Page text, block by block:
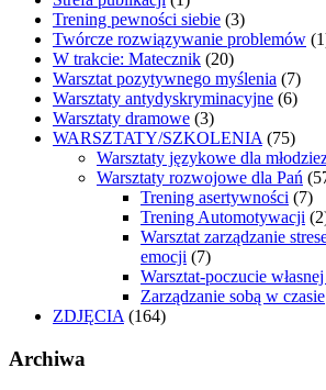
Trening pewności siebie (3)
Twórcze rozwiązywanie problemów
W trakcie: Matecznik (20)
Warsztat pozytywnego myślenia (7)
Warsztaty antydyskryminacyjne (6)
Warsztaty dramowe (3)
WARSZTATY/SZKOLENIA (75)
Warsztaty językowe dla
Warsztaty rozwojowe dla Pań
Trening asertywności (7)
Trening Automotywacji
Warsztat zarządzanie
emocji (7)
Warsztat-poczucie
Zarządzanie sobą w czasie
ZDJĘCIA (164)
Archiwa